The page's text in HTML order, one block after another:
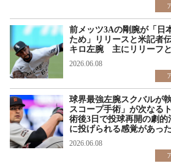
前メッツ3Aの剛腕が「日
ため」リリースと米記者
キロ左腕 主にリリーフ
2026.06.08
球界最強左腕スクバルが
スコープ手術」が次なる
術後3日で投球再開の劇的
に投げられる感覚があった
2026.06.08